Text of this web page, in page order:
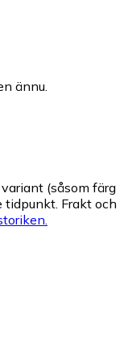
ännu.
(såsom färg
tidpunkt. Frakt och